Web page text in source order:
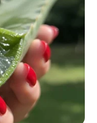
ιδιοκτησία του
η αναπαραγωγή, η
προηγούμενη